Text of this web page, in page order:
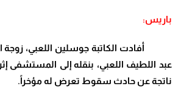
باريس:
أفادت الكاتبة جوسلين اللعبي، زوجة
عبد اللطيف اللعبي، بنقله إلى المستشفى
ناتجة عن حادث سقوط تعرض له مؤخراً.